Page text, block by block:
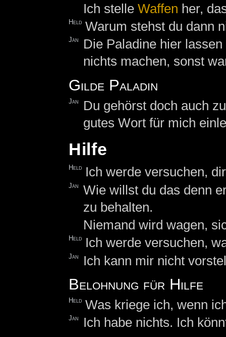
Ich stelle Waffen her,
Held Warum stehst du dann
Jan
Die Paladine hier
nichts machen, sonst
Gilde Paladin
Jan
Du gehörst doch auch
gutes Wort für mich
Hilfe
Held Ich werde versuchen,
Jan
Wie willst du das denn
zu behalten.
Niemand wird wagen,
Held Ich werde versuchen,
Jan Ich kann mir nicht
Belohnung für Hilfe
Held Was kriege ich, wenn
Jan Ich habe nichts. Ich